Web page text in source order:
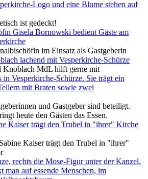
ist gedeckt!
im Einsatz als Gastgeberin
Knoblach MdL hilft gerne mit
und Gastgeber sind beteiligt.
heute den Gästen das Essen.
Kaiser trägt den Trubel in "ihrer"